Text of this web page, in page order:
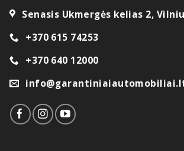
Turite klausimų ar norite apžiūrėti
Susisiekite su mumis – padėsime rasti
automobilį su garantija, kuriuo galėsite
Senasis Ukmergės kelias 2,
+370 615 74253
+370 640 12000